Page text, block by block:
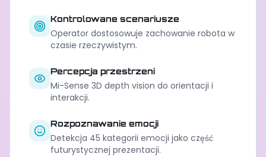
Kontrolowane scenariusze
Operator dostosowuje zachowanie robota w
czasie rzeczywistym.
Percepcja przestrzeni
Mi-Sense 3D depth vision do orientacji i
interakcji.
Rozpoznawanie emocji
Detekcja 45 kategorii emocji jako część
futurystycznej prezentacji.